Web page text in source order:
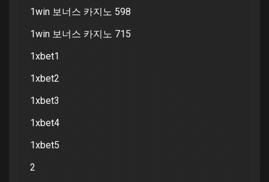
1win 보너스 카지노 598
1win 보너스 카지노 715
1xbet1
1xbet2
1xbet3
1xbet4
1xbet5
2